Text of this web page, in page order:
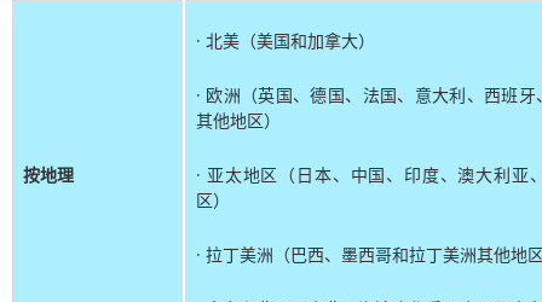
按地理
· 北美（美国和加拿大）
· 欧洲（英国、德国、法国、意大利、西班
其他地区）
· 亚太地区（日本、中国、印度、澳大利亚
区）
· 拉丁美洲（巴西、墨西哥和拉丁美洲其他地